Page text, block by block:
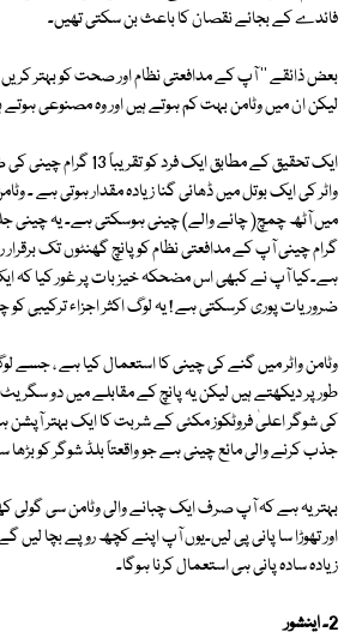
فائدے کے بجائے نقصان کا باعث بن سکتی تھیں۔
بعض ذائقے '' آپ کے مدافعتی نظام اور صحت کو بہتر
لیکن ان میں وٹامن بہت کم ہوتے ہیں اور وہ مصنوعی ہوتے
ایک تحقیق کے مطابق ایک
واٹر کی ایک بوتل میں ڈھائی گنا زیادہ مقدار ہوتی ہے ۔
گرام چینی آپ کے مدافعتی نظام کو پانچ گھنٹوں تک
ہے۔کیا آپ نے کبھی اس مضحکہ خیز بات پر غور کیا کہ
ضروریات پوری کرسکتی ہے ! یہ لوگ اکثر اجزاء ترکیبی کو
وٹامن واٹر میں گنے کی چینی کا استعمال کیا ہے ،
طور پر دیکھتے ہیں لیکن یہ پانچ کے مقابلے میں دو
کی شوگر اعلیٰ فروٹکوز مکئی کے شربت کا ایک بہتر آپشن
جذب کرنے والی مائع چینی ہے جو واقعتاً بلڈ شوگر کو
بہتر یہ ہے کہ آپ صرف ایک چبانے والی وٹامن سی گولی
اور تھوڑا سا پانی پی لیں۔یوں آپ اپنے کچھ روپے بچا لیں
زیادہ سادہ پانی ہی استعمال کرنا ہوگا۔
2۔ اینشور